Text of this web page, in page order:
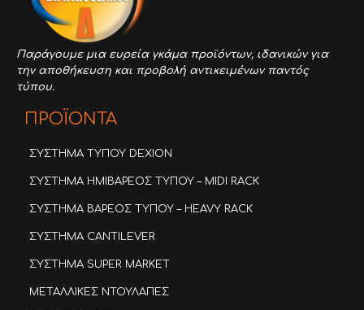
Παράγουμε μια ευρεία γκάμα προϊόντων, ιδανικών για
την αποθήκευση και προβολή αντικειμένων παντός
τύπου.
ΠΡΟΪΟΝΤΑ
ΣΥΣΤΗΜΑ ΤΥΠΟΥ DEXION
ΣΥΣΤΗΜΑ ΗΜΙΒΑΡΕΟΣ ΤΥΠΟΥ – MIDI RACK
ΣΥΣΤΗΜΑ ΒΑΡΕΟΣ ΤΥΠΟΥ – HEAVY RACK
ΣΥΣΤΗΜΑ CANTILEVER
ΣΥΣΤΗΜΑ SUPER MARKET
ΜΕΤΑΛΛΙΚΕΣ ΝΤΟΥΛΑΠΕΣ